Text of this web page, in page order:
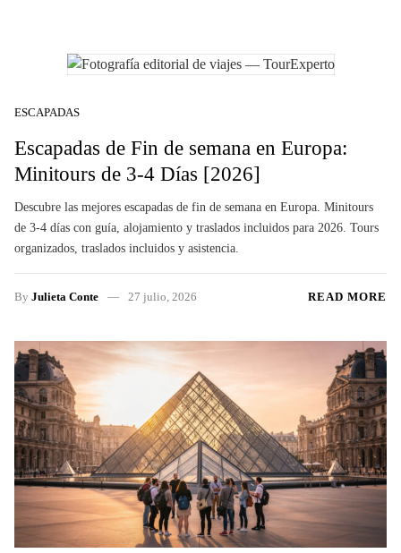
ESCAPADAS
Escapadas de Fin de semana en Europa:
Minitours de 3-4 Días [2026]
Descubre las mejores escapadas de fin de semana en Europa. Minitours
de 3-4 días con guía, alojamiento y traslados incluidos para 2026. Tours
organizados, traslados incluidos y asistencia.
By Julieta Conte 27 julio, 2026 READ MORE